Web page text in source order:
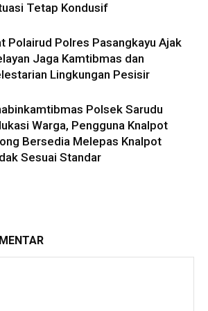
Tetap Kondusif
Polairud Polres Pasangkayu Ajak
Jaga Kamtibmas dan
Lingkungan Pesisir
Polsek Sarudu
Warga, Pengguna Knalpot
Bersedia Melepas Knalpot
Sesuai Standar